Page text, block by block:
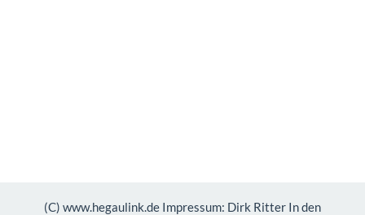
(C) www.hegaulink.de Impressum: Dirk Ritter In den